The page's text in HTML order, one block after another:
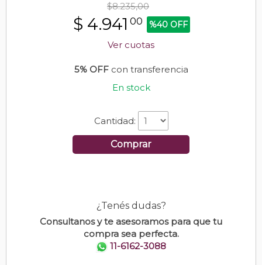
$8.235,00
$ 4.941 00 %40 OFF
Ver cuotas
5% OFFcon transferencia
En stock
Cantidad:
Comprar
¿Tenés dudas?
Consultanos y te asesoramos para que tu
compra sea perfecta.
11-6162-3088